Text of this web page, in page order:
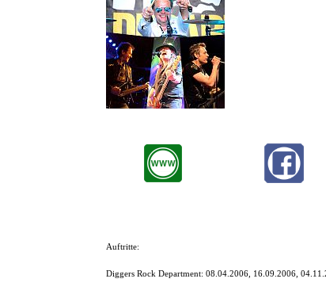
Auftritte:
Diggers Rock Department: 08.04.2006, 16.09.2006,